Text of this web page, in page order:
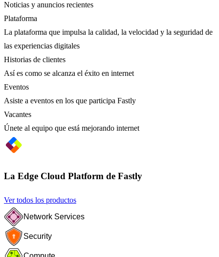
Noticias y anuncios recientes
Plataforma
La plataforma que impulsa la calidad, la velocidad y la seguridad de
las experiencias digitales
Historias de clientes
Así es como se alcanza el éxito en internet
Eventos
Asiste a eventos en los que participa Fastly
Vacantes
Únete al equipo que está mejorando internet
La Edge Cloud Platform de Fastly
Ver todos los productos
Network Services
Security